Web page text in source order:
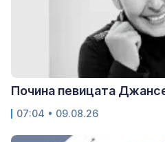
Почина певицата
07:04 • 09.08.26